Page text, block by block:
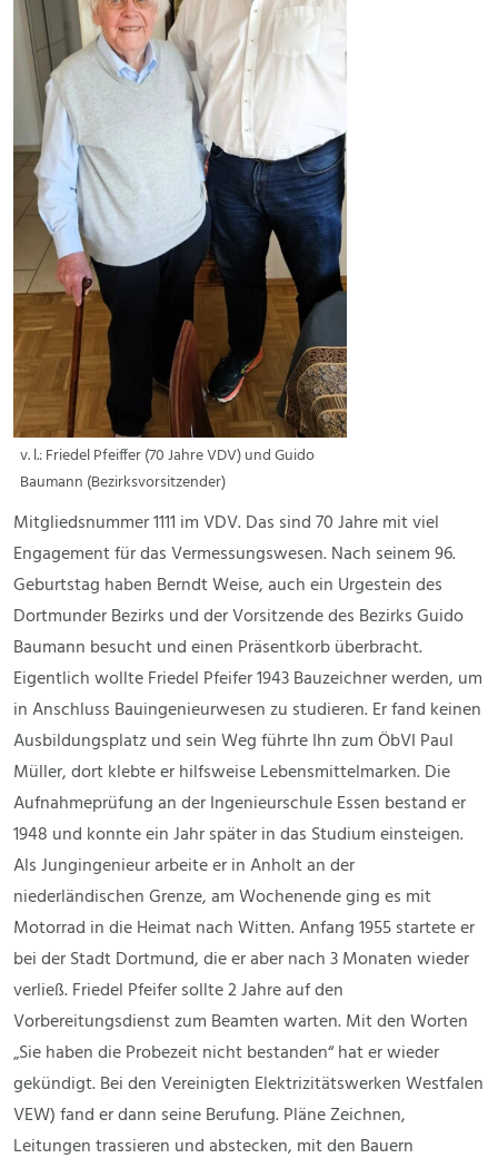
v. l.: Friedel Pfeiffer (70 Jahre VDV) und Guido
Baumann (Bezirksvorsitzender)
Mitgliedsnummer 1111 im VDV. Das sind 70 Jahre mit viel
Engagement für das Vermessungswesen. Nach seinem 96.
Geburtstag haben Berndt Weise, auch ein Urgestein des
Dortmunder Bezirks und der Vorsitzende des Bezirks Guido
Baumann besucht und einen Präsentkorb überbracht.
Eigentlich wollte Friedel Pfeifer 1943 Bauzeichner werden, um
in Anschluss Bauingenieurwesen zu studieren. Er fand keinen
Ausbildungsplatz und sein Weg führte Ihn zum ÖbVI Paul
Müller, dort klebte er hilfsweise Lebensmittelmarken. Die
Aufnahmeprüfung an der Ingenieurschule Essen bestand er
1948 und konnte ein Jahr später in das Studium einsteigen.
Als Jungingenieur arbeite er in Anholt an der
niederländischen Grenze, am Wochenende ging es mit
Motorrad in die Heimat nach Witten. Anfang 1955 startete er
bei der Stadt Dortmund, die er aber nach 3 Monaten wieder
verließ. Friedel Pfeifer sollte 2 Jahre auf den
Vorbereitungsdienst zum Beamten warten. Mit den Worten
„Sie haben die Probezeit nicht bestanden“ hat er wieder
gekündigt. Bei den Vereinigten Elektrizitätswerken Westfalen
VEW) fand er dann seine Berufung. Pläne Zeichnen,
Leitungen trassieren und abstecken, mit den Bauern